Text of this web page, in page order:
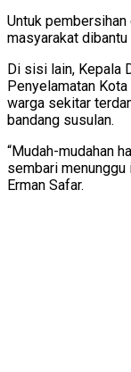
Untuk
masyarakat
Di sisi lain, Kepala
Penyelamatan
warga sekitar
bandang susulan.
“Mudah-mudahan
sembari
Erman Safar.